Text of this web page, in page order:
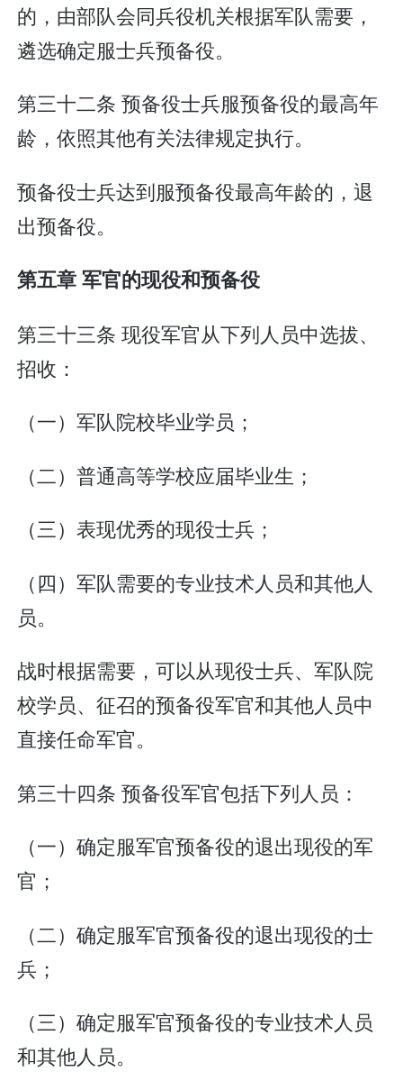
的，由部队会同兵役机关根据军队需要，
遴选确定服士兵预备役。
第三十二条 预备役士兵服预备役的最高年
龄，依照其他有关法律规定执行。
预备役士兵达到服预备役最高年龄的，退
出预备役。
第五章 军官的现役和预备役
第三十三条 现役军官从下列人员中选拔、
招收：
（一）军队院校毕业学员；
（二）普通高等学校应届毕业生；
（三）表现优秀的现役士兵；
（四）军队需要的专业技术人员和其他人
员。
战时根据需要，可以从现役士兵、军队院
校学员、征召的预备役军官和其他人员中
直接任命军官。
第三十四条 预备役军官包括下列人员：
（一）确定服军官预备役的退出现役的军
官；
（二）确定服军官预备役的退出现役的士
兵；
（三）确定服军官预备役的专业技术人员
和其他人员。